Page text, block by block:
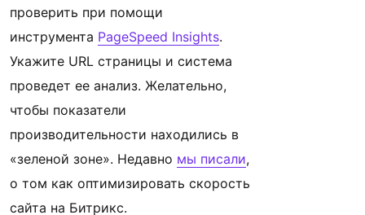
проверить при помощи
инструмента PageSpeed Insights.
Укажите URL страницы и система
проведет ее анализ. Желательно,
чтобы показатели
производительности находились в
«зеленой зоне». Недавно мы писали,
о том как оптимизировать скорость
сайта на Битрикс.